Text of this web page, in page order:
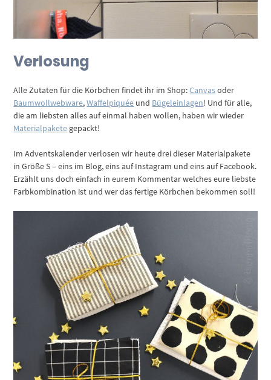
Verlosung
Alle Zutaten für die Körbchen findet ihr im Shop:Canvasoder
Baumwollwebware,Waffelpiquée und Bügeleinlagen! Und für alle,
die am liebsten alles auf einmal haben wollen, haben wir wieder
Materialpakete gepackt!
Im Adventskalender verlosen wir heute drei dieser Materialpakete
in Größe S – eins im Blog, eins auf Instagram und eins auf Facebook.
Erzählt uns doch einfach in eurem Kommentar welches eure liebste
Farbkombination ist und wer das fertige Körbchen bekommen soll!